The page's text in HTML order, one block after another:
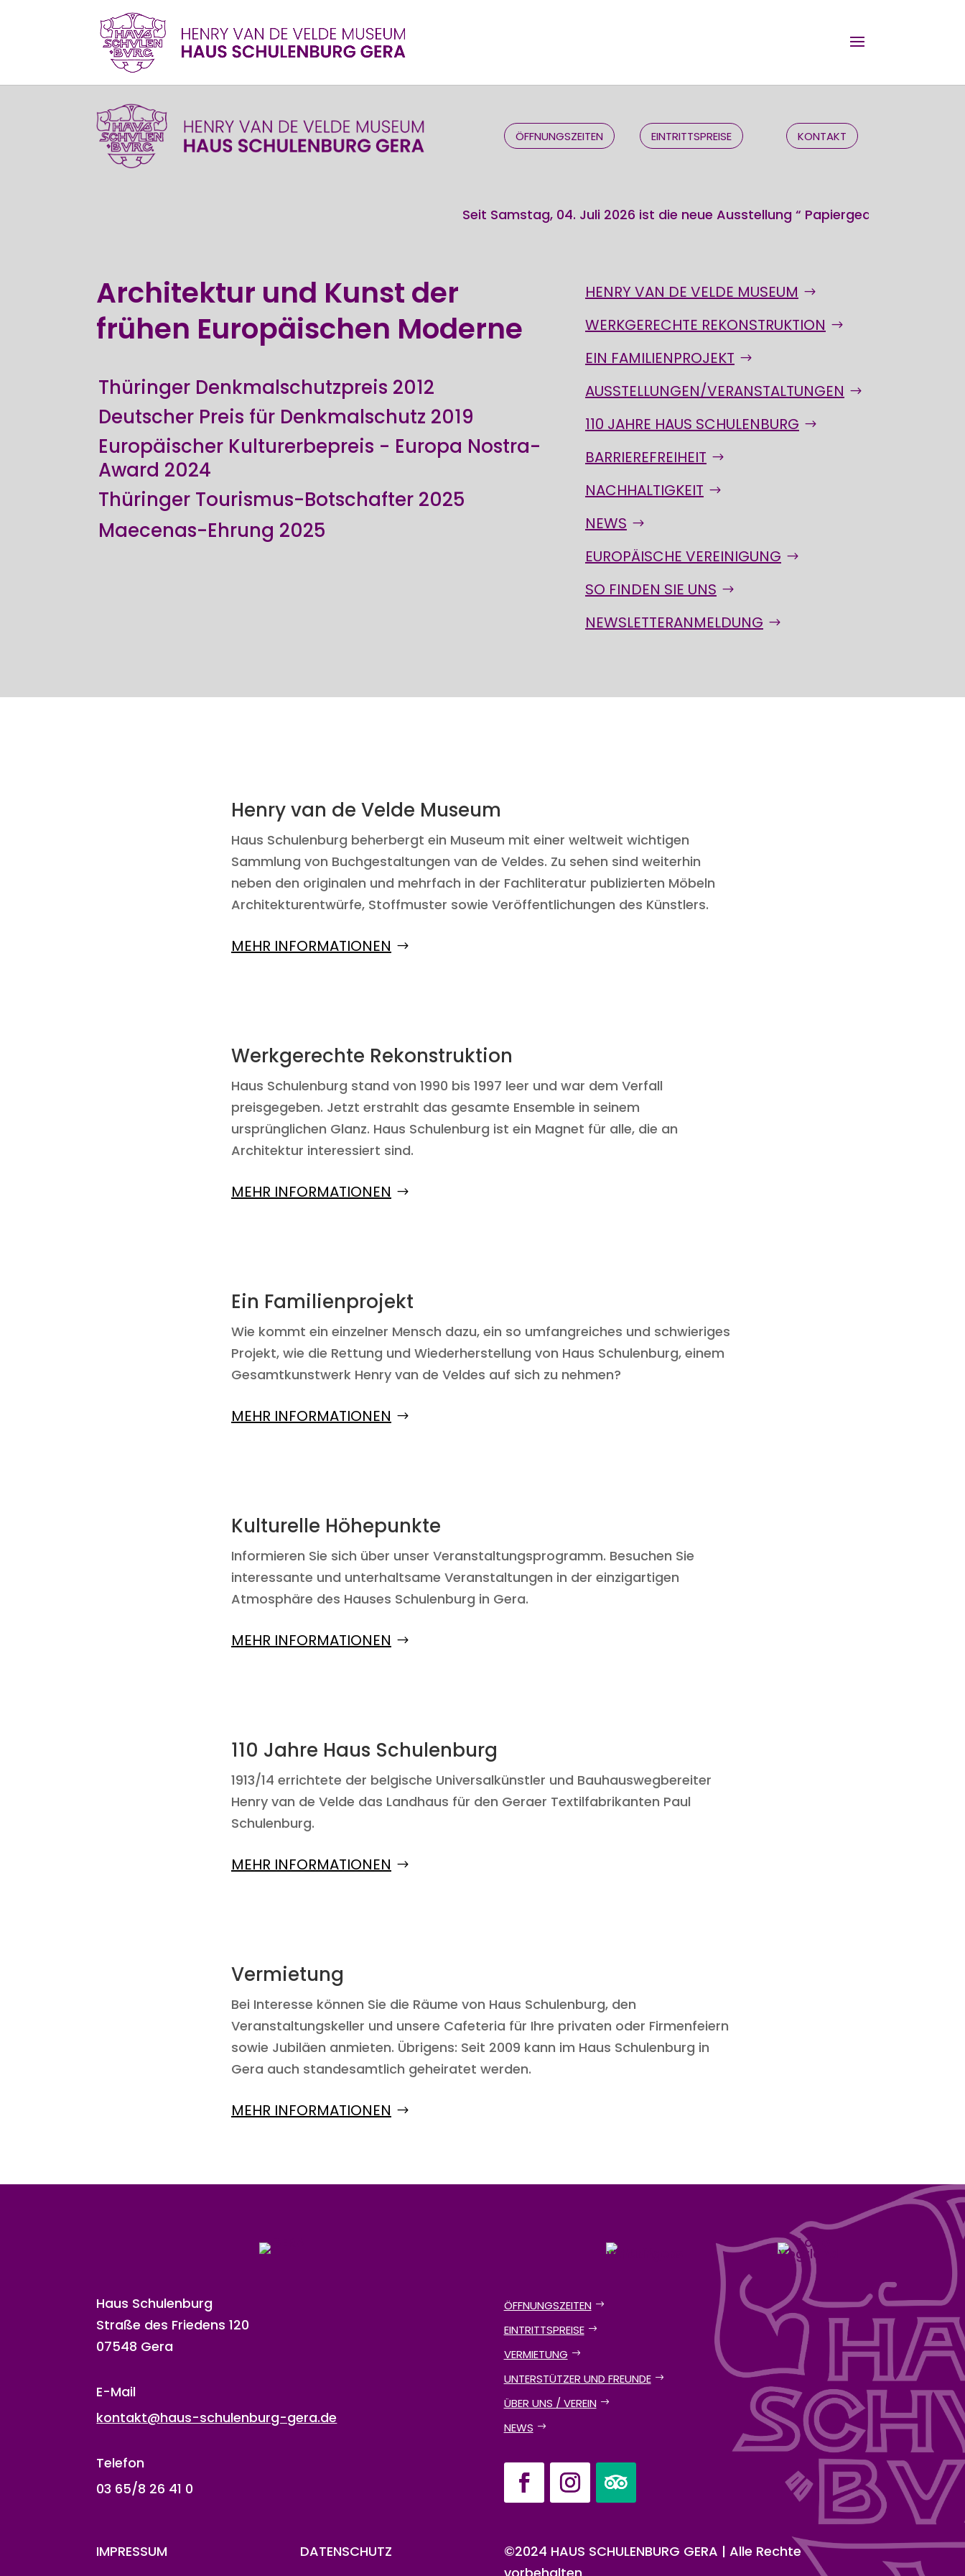
ÖFFNUNGSZEITEN EINTRITTSPREISE KONTAKT
Seit Samstag, 04. Juli 2026 ist die neue Ausstellung “ Papiergedichte –
Architektur und Kunst der
frühen Europäischen Moderne
Thüringer Denkmalschutzpreis 2012
Deutscher Preis für Denkmalschutz 2019
Europäischer Kulturerbepreis - Europa Nostra-
Award 2024
Thüringer Tourismus-Botschafter 2025
Maecenas-Ehrung 2025
HENRY VAN DE VELDE MUSEUM
WERKGERECHTE REKONSTRUKTION
EIN FAMILIENPROJEKT
AUSSTELLUNGEN/VERANSTALTUNGEN
110 JAHRE HAUS SCHULENBURG
BARRIEREFREIHEIT
NACHHALTIGKEIT
NEWS
EUROPÄISCHE VEREINIGUNG
SO FINDEN SIE UNS
NEWSLETTERANMELDUNG
Henry van de Velde Museum
Haus Schulenburg beherbergt ein Museum mit einer weltweit wichtigen
Sammlung von Buchgestaltungen van de Veldes. Zu sehen sind weiterhin
neben den originalen und mehrfach in der Fachliteratur publizierten Möbeln
Architekturentwürfe, Stoffmuster sowie Veröffentlichungen des Künstlers.
MEHR INFORMATIONEN
Werkgerechte Rekonstruktion
Haus Schulenburg stand von 1990 bis 1997 leer und war dem Verfall
preisgegeben. Jetzt erstrahlt das gesamte Ensemble in seinem
ursprünglichen Glanz. Haus Schulenburg ist ein Magnet für alle, die an
Architektur interessiert sind.
MEHR INFORMATIONEN
Ein Familienprojekt
Wie kommt ein einzelner Mensch dazu, ein so umfangreiches und schwieriges
Projekt, wie die Rettung und Wiederherstellung von Haus Schulenburg, einem
Gesamtkunstwerk Henry van de Veldes auf sich zu nehmen?
MEHR INFORMATIONEN
Kulturelle Höhepunkte
Informieren Sie sich über unser Veranstaltungsprogramm. Besuchen Sie
interessante und unterhaltsame Veranstaltungen in der einzigartigen
Atmosphäre des Hauses Schulenburg in Gera.
MEHR INFORMATIONEN
110 Jahre Haus Schulenburg
1913/14 errichtete der belgische Universalkünstler und Bauhauswegbereiter
Henry van de Velde das Landhaus für den Geraer Textilfabrikanten Paul
Schulenburg.
MEHR INFORMATIONEN
Vermietung
Bei Interesse können Sie die Räume von Haus Schulenburg, den
Veranstaltungskeller und unsere Cafeteria für Ihre privaten oder Firmenfeiern
sowie Jubiläen anmieten. Übrigens: Seit 2009 kann im Haus Schulenburg in
Gera auch standesamtlich geheiratet werden.
MEHR INFORMATIONEN
Haus Schulenburg
Straße des Friedens 120
07548 Gera
E-Mail
kontakt@haus-schulenburg-gera.de
Telefon
03 65/8 26 41 0
ÖFFNUNGSZEITEN
EINTRITTSPREISE
VERMIETUNG
UNTERSTÜTZER UND FREUNDE
ÜBER UNS / VEREIN
NEWS
IMPRESSUM DATENSCHUTZ
©2024 HAUS SCHULENBURG GERA | Alle Rechte